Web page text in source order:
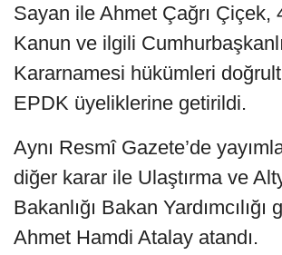
Sayan ile Ahmet Çağrı Çiçek,
Kanun ve ilgili
Kararnamesi hükümleri
EPDK üyeliklerine getirildi.
Aynı Resmî Gazete’de
diğer karar ile Ulaştırma ve
Bakanlığı Bakan Yardımcılığı
Ahmet Hamdi Atalay atandı.